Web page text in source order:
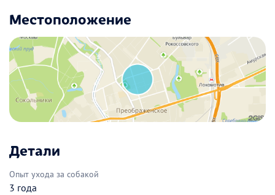
Местоположение
Детали
Опыт ухода за собакой
3 года